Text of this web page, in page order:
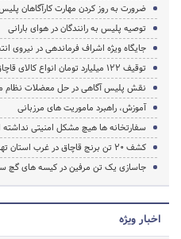
ضرورت به روز کردن مهارت کارآگاهان
توصیه پلیس به رانندگان در هوای بارانی
جایگاه ویژه اشراف فرماندهی در نیروی
توقیف 122 میلیارد تومان انواع کالای قاچاق در همدان
نقش پلیس آگاهی در حل معضلات نظام
آموزش، راهبرد ماموریت های مرزبانی
سفارتخانه ها هیچ مشکل امنیتی نداشته
کشف 20 تن برنج قاچاق در غرب استان تهران
جاسازی یک تن مرفین در کیسه های گچ
اخبار ویژه